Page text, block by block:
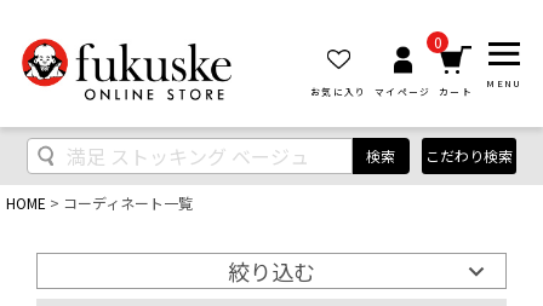
お気に入り マイページ
0
カート
MENU
検索 こだわり検索
HOME コーディネート一覧
絞り込む